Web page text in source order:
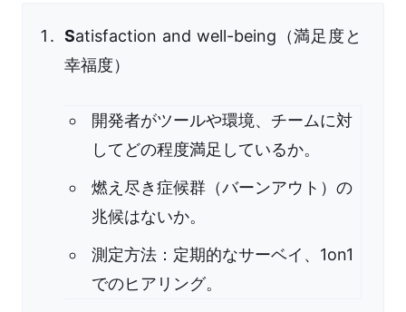
Satisfaction and well-being（満足度と
幸福度）
開発者がツールや環境、チームに対
してどの程度満足しているか。
燃え尽き症候群（バーンアウト）の
兆候はないか。
測定方法：定期的なサーベイ、1on1
でのヒアリング。